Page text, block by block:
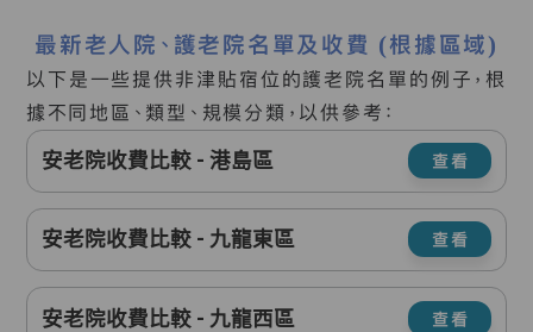
最新老人院、護老院名單及收費 (根據區域)
以下是一些提供非津貼宿位的護老院名單的例子，根
據不同地區、類型、規模分類，以供參考：
安老院收費比較 - 港島區 查看
安老院收費比較 - 九龍東區 查看
安老院收費比較 - 九龍西區 查看